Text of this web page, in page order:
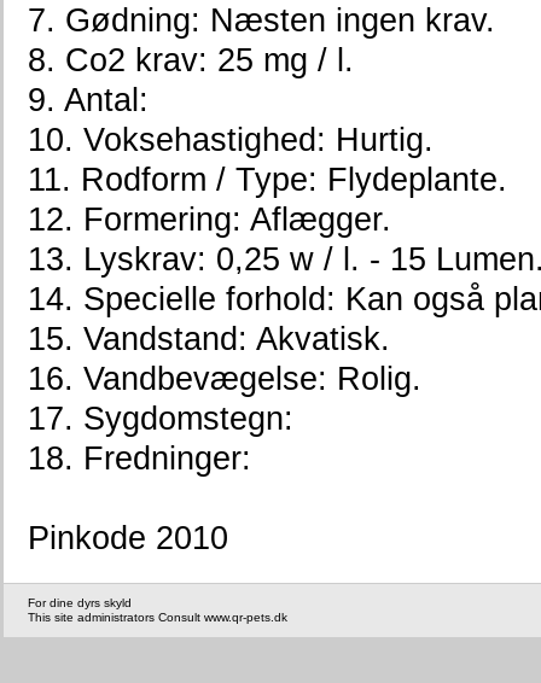
7. Gødning: Næsten ingen krav.
8. Co2 krav: 25 mg / l.
9. Antal:
10. Voksehastighed: Hurtig.
11. Rodform / Type: Flydeplante.
12. Formering: Aflægger.
13. Lyskrav: 0,25 w / l. - 15
14. Specielle forhold: Kan også
15. Vandstand: Akvatisk.
16. Vandbevægelse: Rolig.
17. Sygdomstegn:
18. Fredninger:
Pinkode 2010
For dine dyrs skyld
This site administrators Consult www.qr-pets.dk